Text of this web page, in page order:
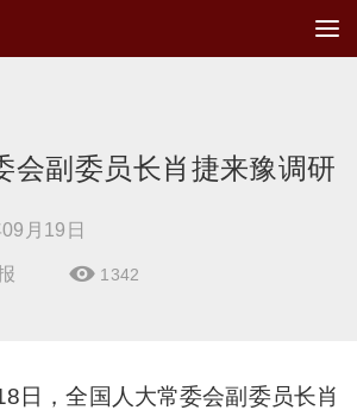
会副委员长肖捷来豫调研
月19日
 1342
日，全国人大常委会副委员长肖